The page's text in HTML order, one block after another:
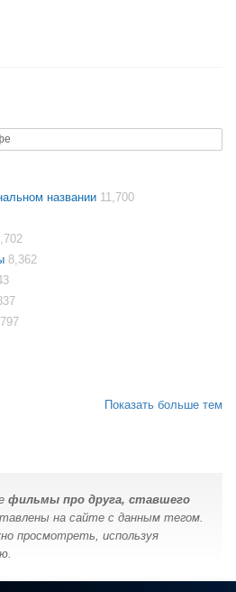
названии 11,700
8,362
Показать больше тем
фильмы про друга, ставшего
на сайте с данным тегом.
просмотреть, используя